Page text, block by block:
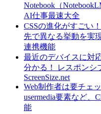
Notebook（
AI仕事最速大全
CSSの進化がすごい
先で異なる挙動を実
連携機能
最近のデバイスに対
分かる！ レスポンシ
ScreenSize.net
Web制作者は要チェ
usermedia要素など、
能